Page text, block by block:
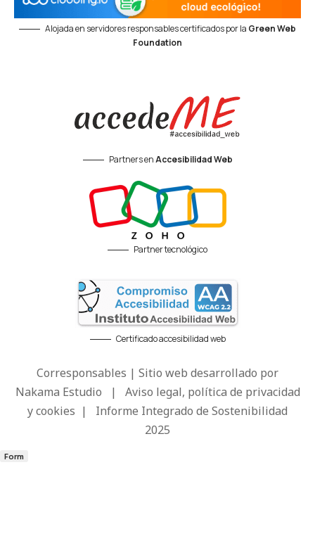
Alojada en servidores responsables certificados por la Green Web
Foundation
Partners enAccesibilidad Web
Partner tecnológico
Certificado accesibilidad web
Corresponsables | Sitio web desarrollado por
Nakama Estudio | Aviso legal, política de privacidad
y cookies | Informe Integrado de Sostenibilidad
2025
Form